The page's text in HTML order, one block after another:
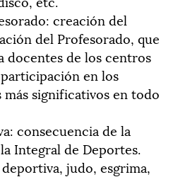
creación del
del Profesorado, que
docentes de los centros
participación en los
significativos en todo
consecuencia de la
Integral de Deportes.
judo, esgrima,